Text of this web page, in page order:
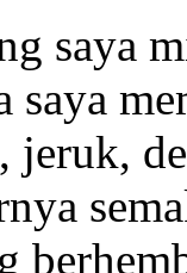
saya
saya
jeruk,